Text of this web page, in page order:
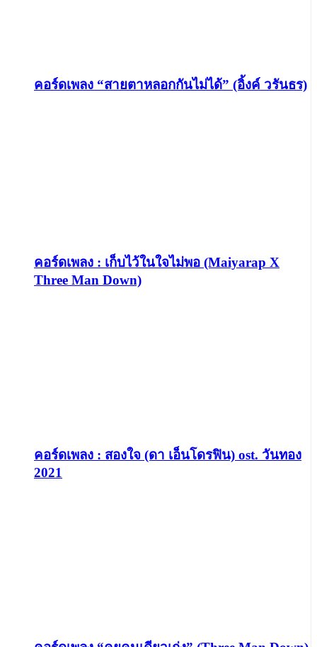
คอร์ดเพลง “สายตาหลอกกันไม่ได้” (อิ้งค์ วรันธร)
คอร์ดเพลง : เก็บไว้ในใจไม่พอ (Maiyarap X
Three Man Down)
คอร์ดเพลง : สองใจ (ดา เอ็นโดรฟิน) ost. วันทอง
2021